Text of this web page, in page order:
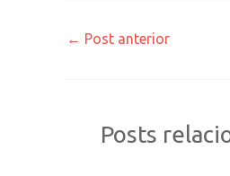
← Post anterior
Posts